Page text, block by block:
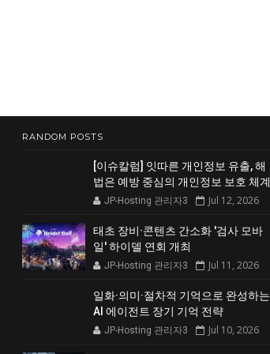
RANDOM POSTS
[이슈칼럼] 잇따른 개인정보 유출, 해
법은 예방 중심의 개인정보 보호 체계
JP-Hosting 관리자3 Jul 12, 2026
태초 장비·콘텐츠 간소화 '검사 모바
일' 하이델 연회 개최
JP-Hosting 관리자3 Jul 11, 2026
일화·의미·절차적 기억으로 완성하는
AI 에이전트 장기 기억 전략
JP-Hosting 관리자3 Jul 10, 2026